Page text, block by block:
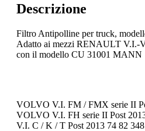
Descrizione
Filtro Antipolline per truck,
Adatto ai mezzi RENAULT V.I.-
con il modello CU 31001 MANN
VOLVO V.I. FM / FMX serie II
VOLVO V.I. FH serie II Post
V.I. C / K / T Post 2013 74 82